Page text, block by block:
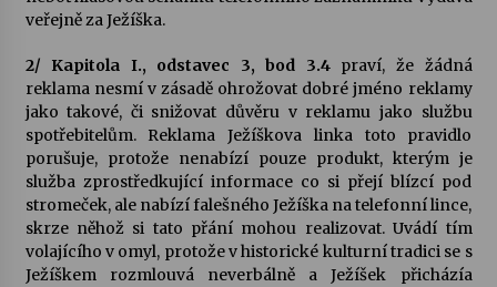
veřejně za Ježíška.
2/ Kapitola I., odstavec 3, bod 3.4praví, že žádná
reklama nesmí v zásadě ohrožovat dobré jméno reklamy
jako takové, či snižovat důvěru v reklamu jako službu
spotřebitelům. Reklama Ježíškova linka toto pravidlo
porušuje, protože nenabízí pouze produkt, kterým je
služba zprostředkující informace co si přejí blízcí pod
stromeček, ale nabízí falešného Ježíška na telefonní lince,
skrze něhož si tato přání mohou realizovat. Uvádí tím
volajícího v omyl, protože v historické kulturní tradici se s
Ježíškem rozmlouvá neverbálně a Ježíšek přicházía